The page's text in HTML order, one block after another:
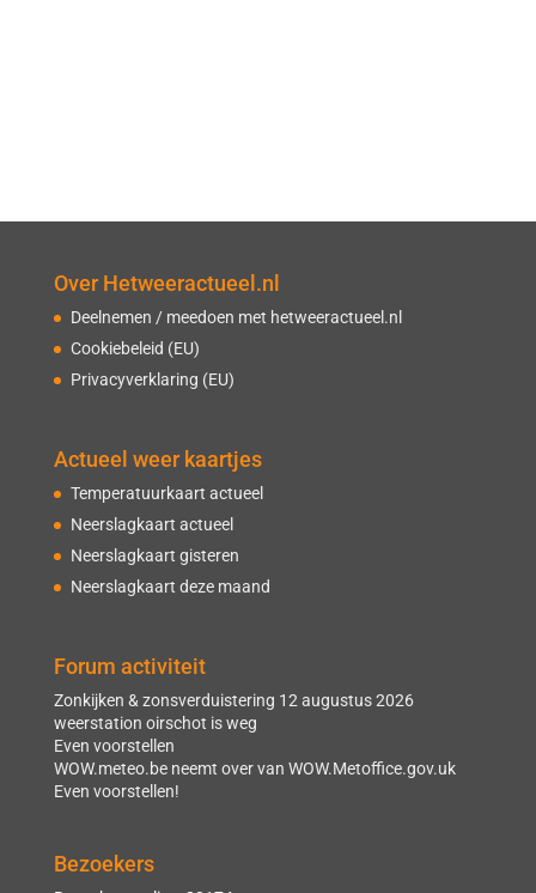
Over Hetweeractueel.nl
Deelnemen / meedoen met hetweeractueel.nl
Cookiebeleid (EU)
Privacyverklaring (EU)
Actueel weer kaartjes
Temperatuurkaart actueel
Neerslagkaart actueel
Neerslagkaart gisteren
Neerslagkaart deze maand
Forum activiteit
Zonkijken & zonsverduistering 12 augustus 2026
weerstation oirschot is weg
Even voorstellen
WOW.meteo.be neemt over van WOW.Metoffice.gov.uk
Even voorstellen!
Bezoekers